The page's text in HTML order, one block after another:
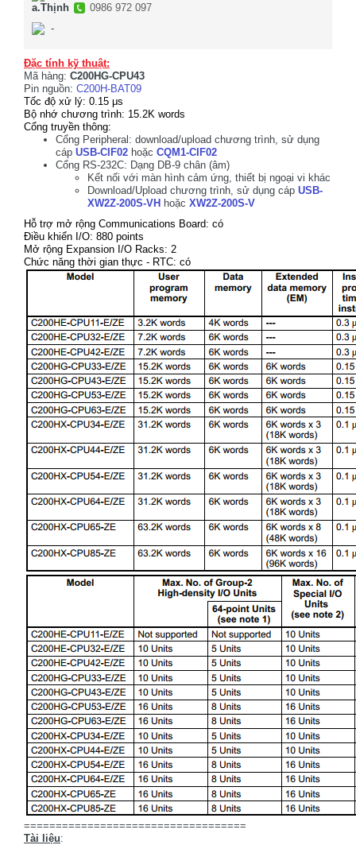
a.Thịnh
0986 972 097
-
Đặc tính kỹ thuật:
Mã hàng: C200HG-CPU43
Pin nguồn: C200H-BAT09
Tốc độ xử lý: 0.15 μs
Bộ nhớ chương trình: 15.2K words
Cổng truyền thông:
Cổng Peripheral: download/upload chương trình, sử dụng
cáp USB-CIF02 hoặc CQM1-CIF02
Cổng RS-232C: Dạng DB-9 chân (âm)
Kết nối với màn hình cảm ứng, thiết bị ngoại vi khác
Download/Upload chương trình, sử dụng cáp USB-
XW2Z-200S-VH hoặc XW2Z-200S-V
Hỗ trợ mở rộng Communications Board: có
Điều khiển I/O: 880 points
Mở rộng Expansion I/O Racks: 2
Chức năng thời gian thực - RTC: có
===================================
Tài liệu: